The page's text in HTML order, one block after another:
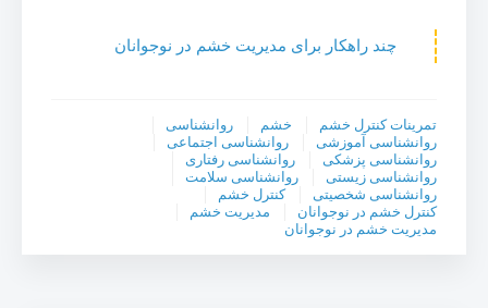
چند راهکار برای مدیریت خشم در نوجوانان
تمرینات کنترل خشم خشم
روانشناسی
روانشناسی آموزشی
روانشناسی اجتماعی
روانشناسی پزشکی
روانشناسی رفتاری
روانشناسی زیستی
روانشناسی سلامت
روانشناسی شخصیتی
کنترل خشم
کنترل خشم در نوجوانان
مدیریت خشم
مدیریت خشم در نوجوانان